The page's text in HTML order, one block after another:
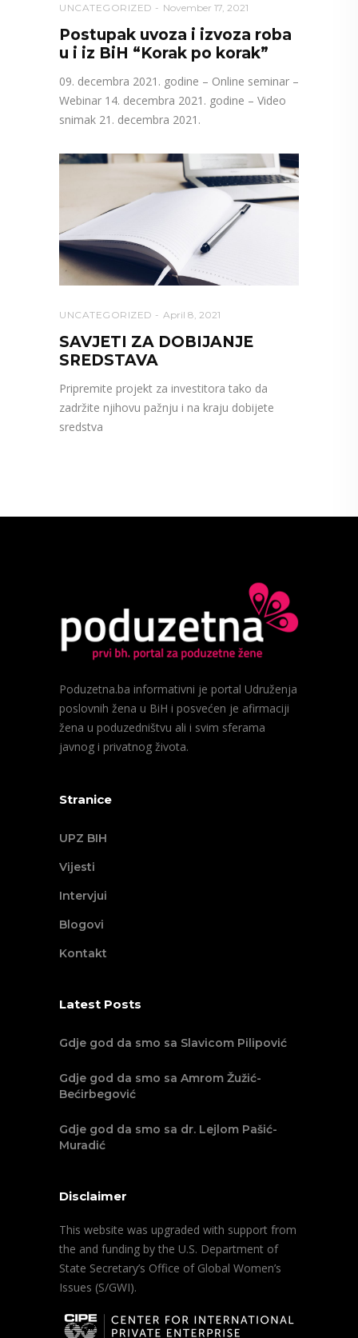
UNCATEGORIZED November 17, 2021
Postupak uvoza i izvoza roba
u i iz BiH “Korak po korak”
09. decembra 2021. godine – Online seminar –
Webinar 14. decembra 2021. godine – Video
snimak 21. decembra 2021.
UNCATEGORIZED April 8, 2021
SAVJETI ZA DOBIJANJE
SREDSTAVA
Pripremite projekt za investitora tako da
zadržite njihovu pažnju i na kraju dobijete
sredstva
Poduzetna.ba informativni je portal Udruženja
poslovnih žena u BiH i posvećen je afirmaciji
žena u poduzedništvu ali i svim sferama
javnog i privatnog života.
Stranice
UPZ BIH
Vijesti
Intervjui
Blogovi
Kontakt
Latest Posts
Gdje god da smo sa Slavicom Pilipović
Gdje god da smo sa Amrom Žužić-
Bećirbegović
Gdje god da smo sa dr. Lejlom Pašić-
Muradić
Disclaimer
This website was upgraded with support from
the and funding by the U.S. Department of
State Secretary’s Office of Global Women’s
Issues (S/GWI).